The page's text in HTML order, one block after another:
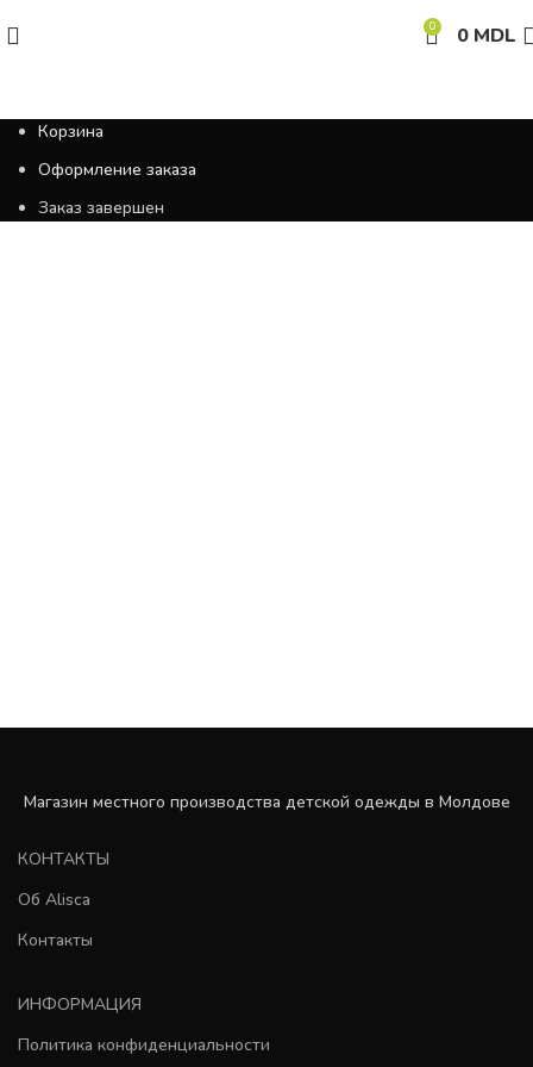
0 0 MDL
Корзина
Оформление заказа
Заказ завершен
Магазин местного производства детской одежды в Молдове
КОНТАКТЫ
Об Alisca
Контакты
ИНФОРМАЦИЯ
Политика конфиденциальности